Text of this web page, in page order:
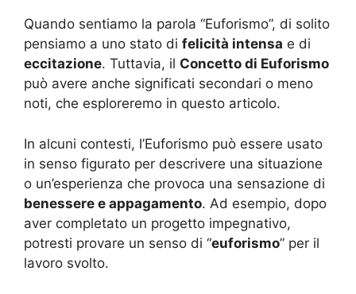
Quando sentiamo la parola “Euforismo”, di solito
pensiamo a uno stato di felicità intensa e di
eccitazione. Tuttavia, il Concetto di Euforismo
può avere anche significati secondari o meno
noti, che esploreremo in questo articolo.
In alcuni contesti, l’Euforismo può essere usato
in senso figurato per descrivere una situazione
o un’esperienza che provoca una sensazione di
benessere e appagamento. Ad esempio, dopo
aver completato un progetto impegnativo,
potresti provare un senso di “euforismo” per il
lavoro svolto.